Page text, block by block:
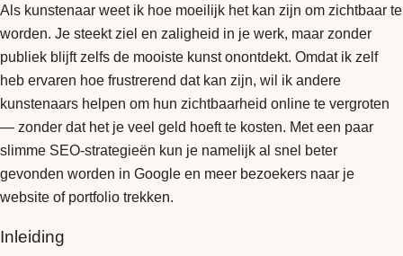
Als kunstenaar weet ik hoe moeilijk het kan zijn om zichtbaar te
worden. Je steekt ziel en zaligheid in je werk, maar zonder
publiek blijft zelfs de mooiste kunst onontdekt. Omdat ik zelf
heb ervaren hoe frustrerend dat kan zijn, wil ik andere
kunstenaars helpen om hun zichtbaarheid online te vergroten
— zonder dat het je veel geld hoeft te kosten. Met een paar
slimme SEO-strategieën kun je namelijk al snel beter
gevonden worden in Google en meer bezoekers naar je
website of portfolio trekken.
Inleiding